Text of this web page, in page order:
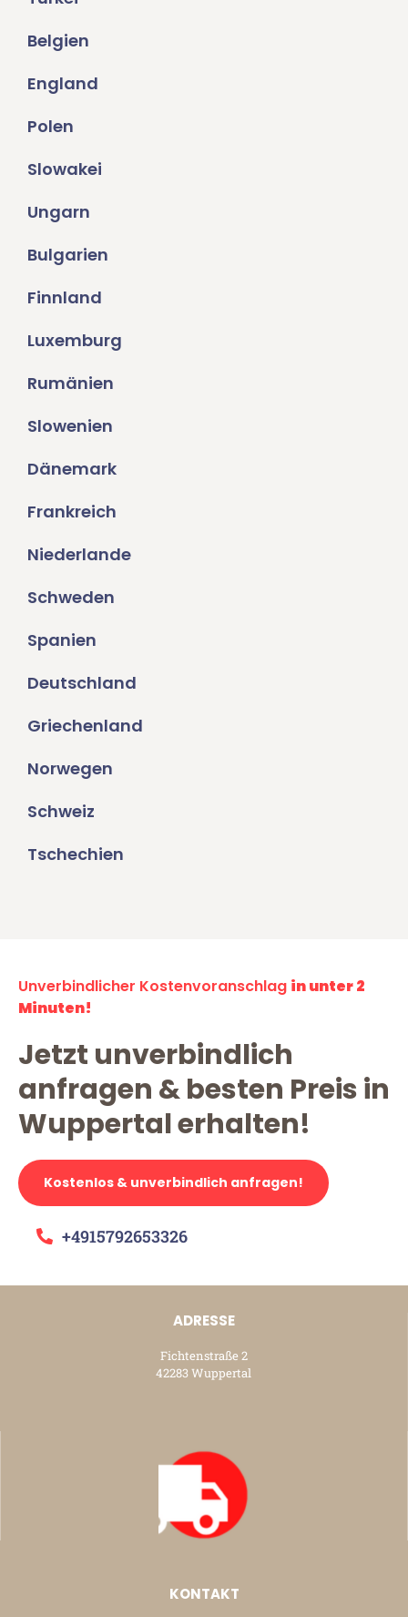
Belgien
England
Polen
Slowakei
Ungarn
Bulgarien
Finnland
Luxemburg
Rumänien
Slowenien
Dänemark
Frankreich
Niederlande
Schweden
Spanien
Deutschland
Griechenland
Norwegen
Schweiz
Tschechien
Unverbindlicher Kostenvoranschlag in unter 2
Minuten!
Jetzt unverbindlich
anfragen & besten Preis in
Wuppertal erhalten!
Kostenlos & unverbindlich anfragen!
+4915792653326
ADRESSE
Fichtenstraße 2
42283 Wuppertal
KONTAKT